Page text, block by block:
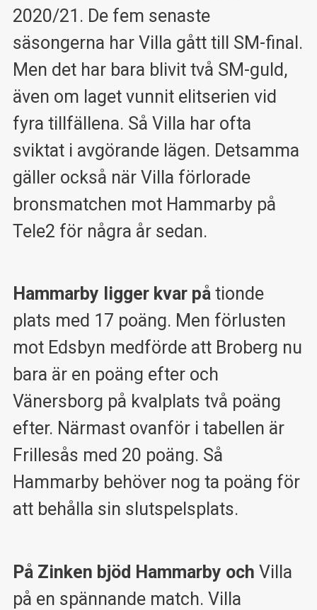
2020/21. De fem senaste
säsongerna har Villa gått till SM-final.
Men det har bara blivit två SM-guld,
även om laget vunnit elitserien vid
fyra tillfällena. Så Villa har ofta
sviktat i avgörande lägen. Detsamma
gäller också när Villa förlorade
bronsmatchen mot Hammarby på
Tele2 för några år sedan.
Hammarby ligger kvar på tionde
plats med 17 poäng. Men förlusten
mot Edsbyn medförde att Broberg nu
bara är en poäng efter och
Vänersborg på kvalplats två poäng
efter. Närmast ovanför i tabellen är
Frillesås med 20 poäng. Så
Hammarby behöver nog ta poäng för
att behålla sin slutspelsplats.
På Zinken bjöd Hammarby och Villa
på en spännande match. Villa